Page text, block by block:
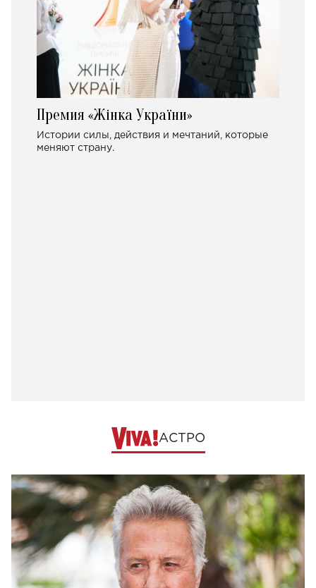
Премия «Жінка України»
Истории силы, действия и мечтаний, которые
меняют страну.
АСТРО